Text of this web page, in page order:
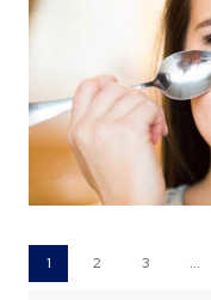
1 2 3 ...